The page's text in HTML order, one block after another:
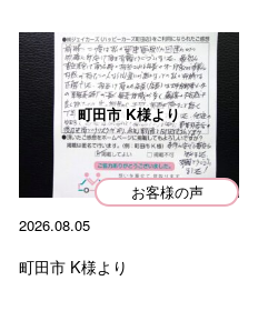
町田市 K様より
お客様の声
2026.08.05
町田市 K様より
町田市 K様より
査定や手続きがとてもスム
く、親切に対応してくれまし
た。…
2026.07.05
町田市 I様より
査定から売却までスムーズで